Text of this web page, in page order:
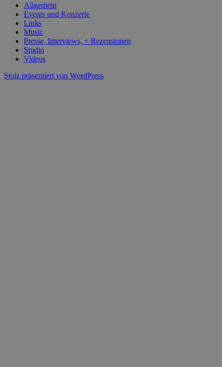
Allgemein
Events und Konzerte
Links
Music
Presse, Interviews, + Rezensionen
Studio
Videos
Stolz präsentiert von WordPress